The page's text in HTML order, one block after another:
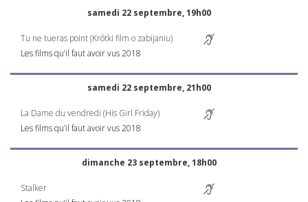
samedi 22 septembre, 19h00
Tu ne tueras point (Krótki film o zabijaniu)
Les films qu’il faut avoir vus 2018
samedi 22 septembre, 21h00
La Dame du vendredi (His Girl Friday)
Les films qu’il faut avoir vus 2018
dimanche 23 septembre, 18h00
Stalker